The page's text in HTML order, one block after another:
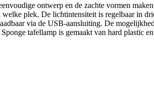
ontwerp en de zachte vormen
plek. De lichtintensiteit is regelbaar in
via de USB-aansluiting. De
tafellamp is gemaakt van hard plastic